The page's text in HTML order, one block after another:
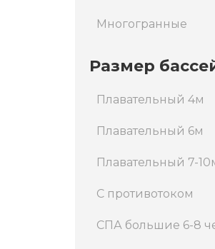
Многогранные
Размер
Плавательный 4м
Плавательный 6м
Плавательный 7-
С противотоком
СПА большие 6-8